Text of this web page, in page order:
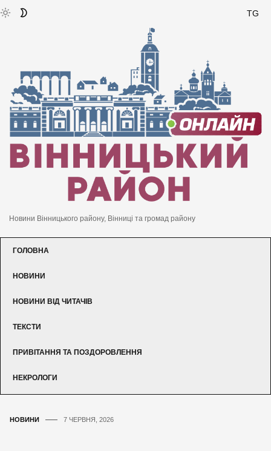
TG
Новини Вінницького району, Вінниці та громад району
ГОЛОВНА
НОВИНИ
НОВИНИ ВІД ЧИТАЧІВ
ТЕКСТИ
ПРИВІТАННЯ ТА ПОЗДОРОВЛЕННЯ
НЕКРОЛОГИ
НОВИНИ 7 ЧЕРВНЯ, 2026